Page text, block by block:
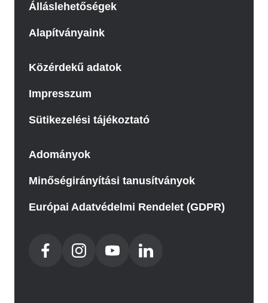
Álláslehetőségek
Alapítványaink
Közérdekű adatok
Impresszum
Sütikezelési tájékoztató
Adományok
Minőségirányítási tanusítványok
Európai Adatvédelmi Rendelet (GDPR)